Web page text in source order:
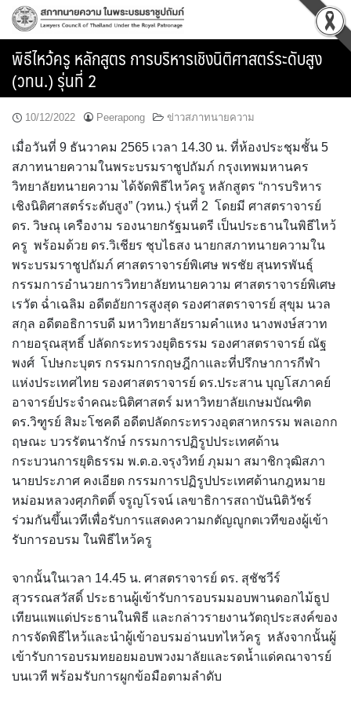
Skip
content
พิธีไหว้ครู หลักสูตร การบริหารเชิงนิติศาสตร์ระดับสูง
(วทน.) รุ่นที่ 2
10/12/2022 Peerapong ข่าวสภาทนายความ
เมื่อวันที่ 9 ธันวาคม 2565 เวลา 14.30 น. ที่ห้องประชุมชั้น 5
สภาทนายความในพระบรมราชูปถัมภ์ กรุงเทพมหานคร
วิทยาลัยทนายความ ได้จัดพิธีไหว้ครู หลักสูตร “การบริหาร
เชิงนิติศาสตร์ระดับสูง” (วทน.) รุ่นที่ 2 โดยมี ศาสตราจารย์
ดร. วิษณุ เครืองาม รองนายกรัฐมนตรี เป็นประธานในพิธีไหว้
ครู พร้อมด้วย ดร.วิเชียร ชุบไธสง นายกสภาทนายความใน
พระบรมราชูปถัมภ์ ศาสตราจารย์พิเศษ พรชัย สุนทรพันธุ์
กรรมการอำนวยการวิทยาลัยทนายความ ศาสตราจารย์พิเศษ
เรวัต ฉ่ำเฉลิม อดีตอัยการสูงสุด รองศาสตราจารย์ สุขุม นวล
สกุล อดีตอธิการบดี มหาวิทยาลัยรามคำแหง นางพงษ์สวาท
กายอรุณสุทธิ์ ปลัดกระทรวงยุติธรรม รองศาสตราจารย์ ณัฐ
พงศ์ โปษกะบุตร กรรมการกฤษฎีกาและที่ปรึกษาการกีฬา
แห่งประเทศไทย รองศาสตราจารย์ ดร.ประสาน บุญโสภาคย์
อาจารย์ประจำคณะนิติศาสตร์ มหาวิทยาลัยเกษมบัณฑิต
ดร.วิฑูรย์ สิมะโชคดี อดีตปลัดกระทรวงอุตสาหกรรม พลเอกก
ฤษณะ บวรรัตนารักษ์ กรรมการปฏิรูปประเทศด้าน
กระบวนการยุติธรรม พ.ต.อ.จรุงวิทย์ ภุมมา สมาชิกวุฒิสภา
นายประภาศ คงเอียด กรรมการปฏิรูปประเทศด้านกฎหมาย
หม่อมหลวงศุภกิตติ์ จรูญโรจน์ เลขาธิการสถาบันนิติวัชร์
ร่วมกันขึ้นเวทีเพื่อรับการแสดงความกตัญญูกตเวทีของผู้เข้า
รับการอบรม ในพิธีไหว้ครู
จากนั้นในเวลา 14.45 น. ศาสตราจารย์ ดร. สุชัชวีร์
สุวรรณสวัสดิ์ ประธานผู้เข้ารับการอบรมมอบพานดอกไม้ธูป
เทียนแพแด่ประธานในพิธี และกล่าวรายงานวัตถุประสงค์ของ
การจัดพิธีไหว้และนำผู้เข้าอบรมอ่านบทไหว้ครู หลังจากนั้นผู้
เข้ารับการอบรมทยอยมอบพวงมาลัยและรดน้ำแด่คณาจารย์
บนเวที พร้อมรับการผูกข้อมือตามลำดับ